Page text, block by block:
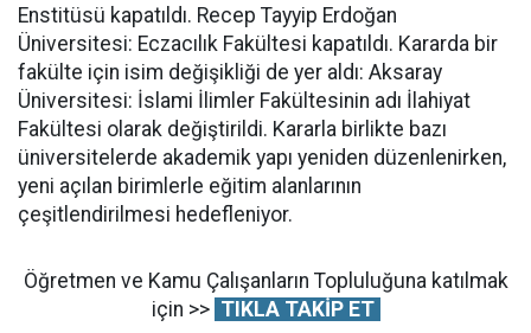
Enstitüsü kapatıldı. Recep Tayyip Erdoğan
Üniversitesi: Eczacılık Fakültesi kapatıldı. Kararda bir
fakülte için isim değişikliği de yer aldı: Aksaray
Üniversitesi: İslami İlimler Fakültesinin adı İlahiyat
Fakültesi olarak değiştirildi. Kararla birlikte bazı
üniversitelerde akademik yapı yeniden düzenlenirken,
yeni açılan birimlerle eğitim alanlarının
çeşitlendirilmesi hedefleniyor.
Öğretmen ve Kamu Çalışanların Topluluğuna katılmak
için >> TIKLA TAKİP ET